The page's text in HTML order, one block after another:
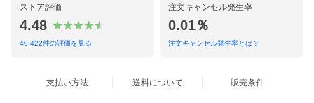
ストア評価
4.48
40,422件の評価を見る
注文キャンセル発生率
0.01％
注文キャンセル発生率とは？
支払い方法 送料について 販売条件